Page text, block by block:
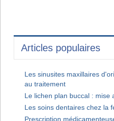
Articles populaires
Les sinusites maxillaires
au traitement
Le lichen plan buccal : mise
Les soins dentaires chez la
Prescription